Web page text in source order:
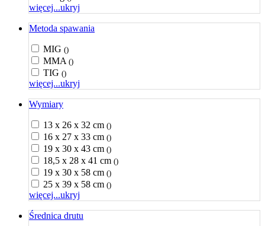
więcej...ukryj
Metoda spawania
MIG ()
MMA ()
TIG ()
więcej...ukryj
Wymiary
13 x 26 x 32 cm ()
16 x 27 x 33 cm ()
19 x 30 x 43 cm ()
18,5 x 28 x 41 cm ()
19 x 30 x 58 cm ()
25 x 39 x 58 cm ()
więcej...ukryj
Średnica drutu